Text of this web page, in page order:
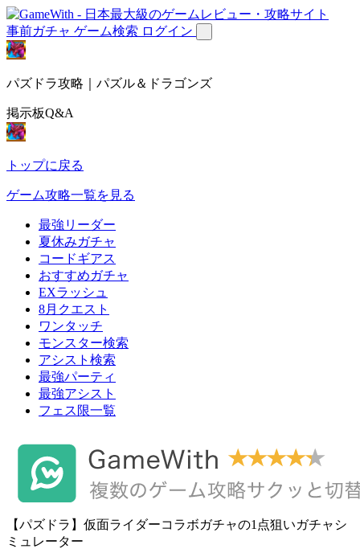
事前ガチャ ゲーム検索 ログイン
パズドラ攻略｜パズル＆ドラゴンズ
掲示板Q&A
トップに戻る
ゲーム攻略一覧を見る
最強リーダー
夏休みガチャ
コードギアス
おすすめガチャ
EXラッシュ
8月クエスト
ワンタッチ
モンスター検索
アシスト検索
最強パーティ
最強アシスト
フェス限一覧
【パズドラ】仮面ライダーコラボガチャの1点狙いガチャシ
ミュレーター